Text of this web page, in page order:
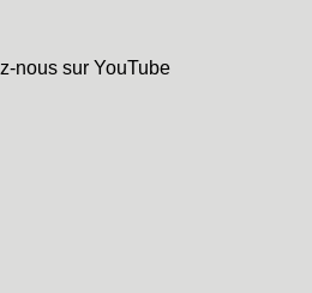
nous sur YouTube